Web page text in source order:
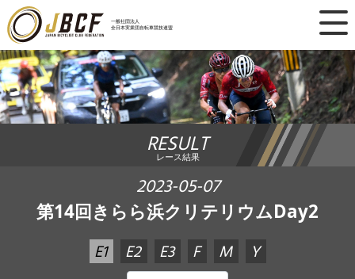
一般社団法人
全日本実業団自転車競技連盟
×
ニュース
レース日程
ランキング
レース結果
チーム・選手
競技ガイド
RESULT
レース結果
2023-05-07
第14回きらら浜クリテリウムDay2
E1 E2 E3 F M Y